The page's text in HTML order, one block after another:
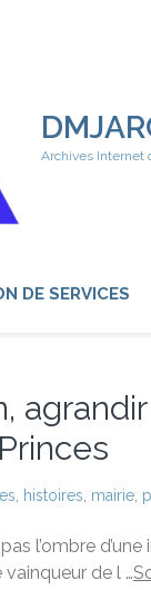
Archives Internet
DE SERVICES
histoires mairie
l’ombre
de l …